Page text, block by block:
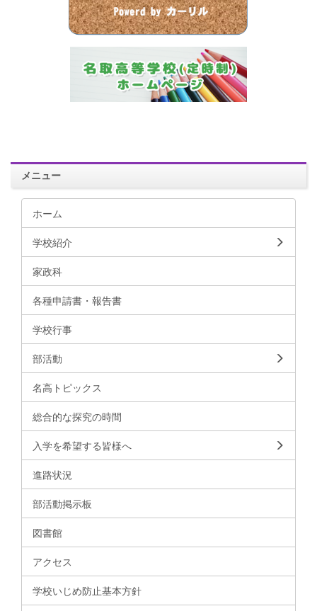
メニュー
ホーム
学校紹介
家政科
各種申請書・報告書
学校行事
部活動
名高トピックス
総合的な探究の時間
入学を希望する皆様へ
進路状況
部活動掲示板
図書館
アクセス
学校いじめ防止基本方針